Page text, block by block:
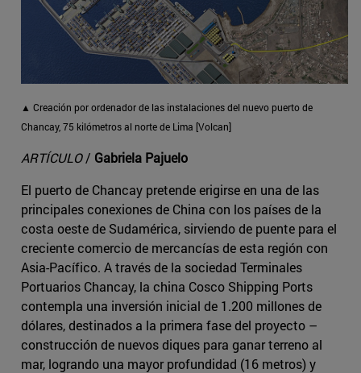
▲ Creación por ordenador de las instalaciones del nuevo puerto de
Chancay, 75 kilómetros al norte de Lima [Volcan]
ARTÍCULO/ Gabriela Pajuelo
El puerto de Chancay pretende erigirse en una de las
principales conexiones de China con los países de la
costa oeste de Sudamérica, sirviendo de puente para el
creciente comercio de mercancías de esta región con
Asia-Pacífico. A través de la sociedad Terminales
Portuarios Chancay, la china Cosco Shipping Ports
contempla una inversión inicial de 1.200 millones de
dólares, destinados a la primera fase del proyecto –
construcción de nuevos diques para ganar terreno al
mar, logrando una mayor profundidad (16 metros) y